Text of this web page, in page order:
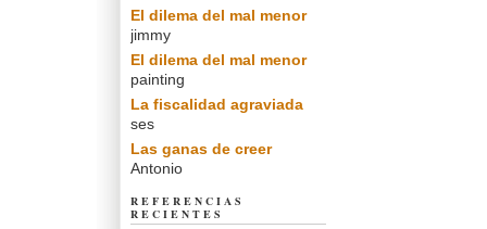
El dilema del mal menor
jimmy
El dilema del mal menor
painting
La fiscalidad agraviada
ses
Las ganas de creer
Antonio
REFERENCIAS
RECIENTES